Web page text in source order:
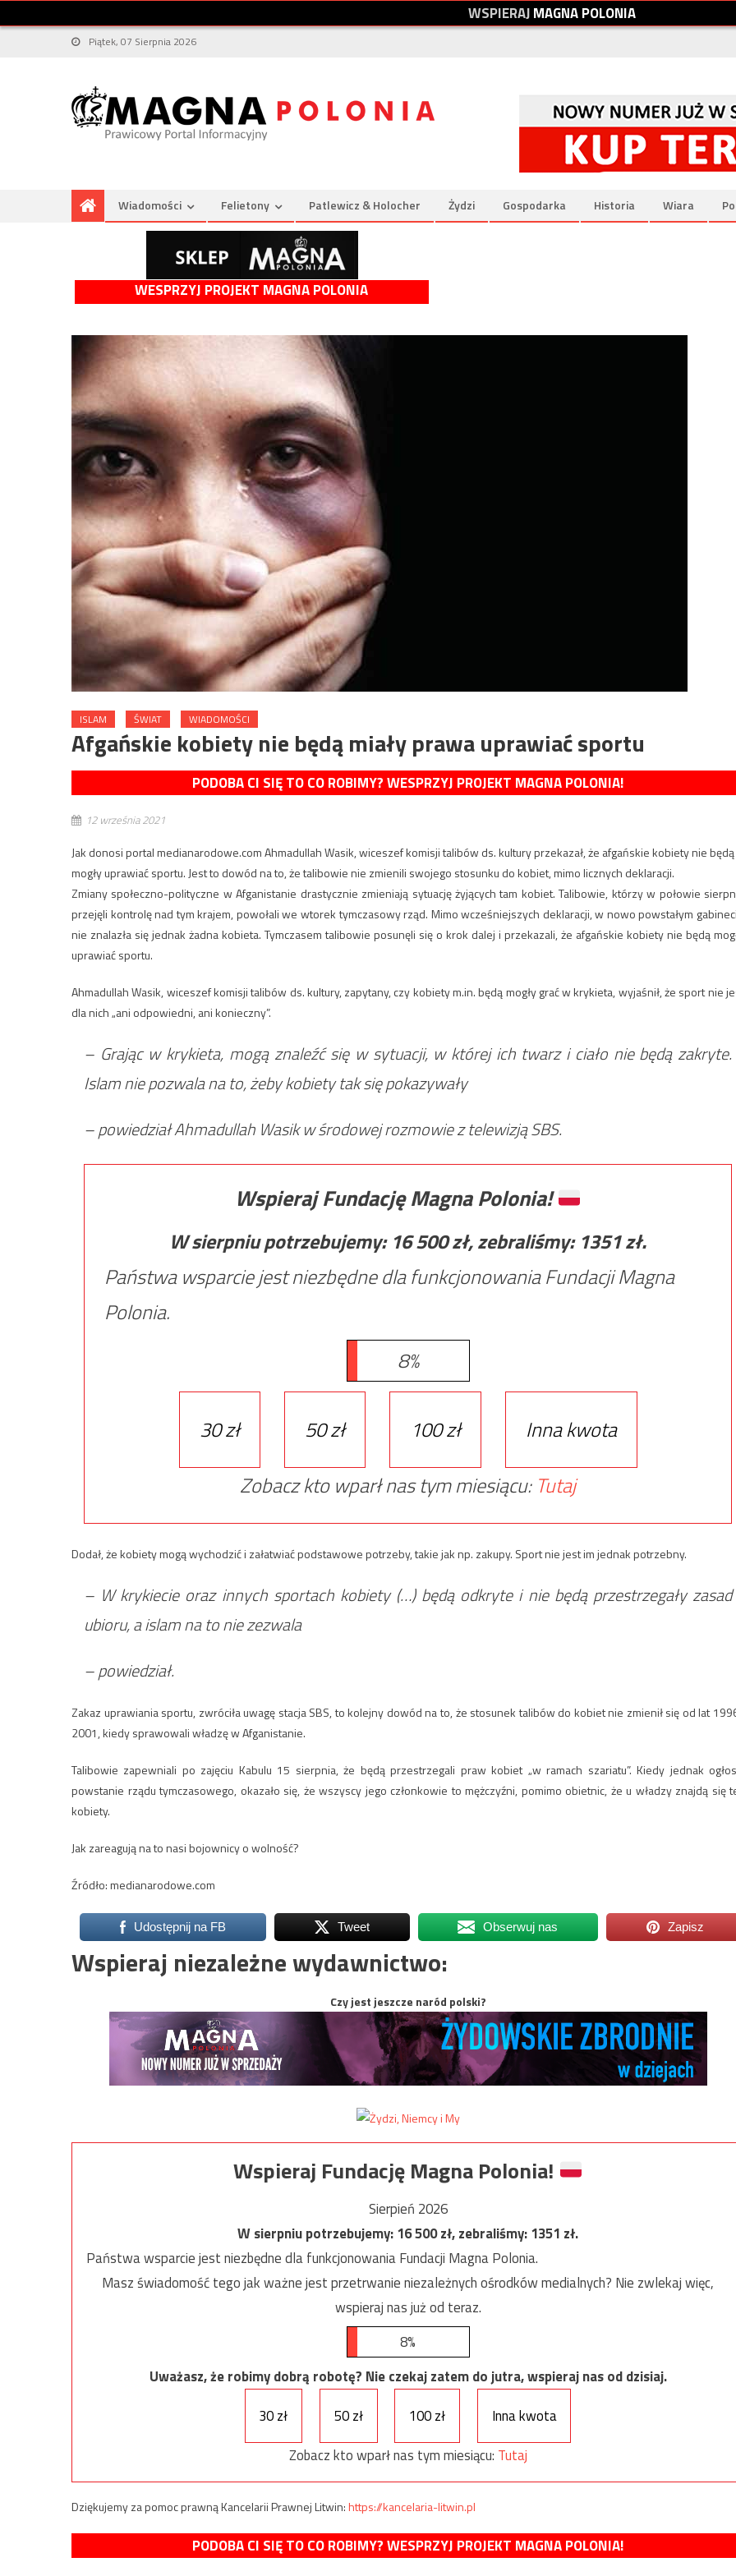
WSPIERAJMAGNAPOLONIA
Piątek, 07 Sierpnia 2026
Wiadomości Felietony Patlewicz & Holocher Żydzi Gospodarka Historia Wiara
WESPRZYJ PROJEKT MAGNA POLONIA
ISLAM ŚWIAT WIADOMOŚCI
Afgańskie kobiety nie będą miały prawa uprawiać sportu
PODOBA CI SIĘ TO CO ROBIMY? WESPRZYJ PROJEKT MAGNA POLONIA!
12 września 2021
Jak donosi portal medianarodowe.com Ahmadullah Wasik, wiceszef komisji talibów ds. kultury przekazał, że afgańskie kobiety nie będą
mogły uprawiać sportu. Jest to dowód na to, że talibowie nie zmienili swojego stosunku do kobiet, mimo licznych deklaracji.
Zmiany społeczno-polityczne w Afganistanie drastycznie zmieniają sytuację żyjących tam kobiet. Talibowie, którzy w połowie
przejęli kontrolę nad tym krajem, powołali we wtorek tymczasowy rząd. Mimo wcześniejszych deklaracji, w nowo powstałym
nie znalazła się jednak żadna kobieta. Tymczasem talibowie posunęli się o krok dalej i przekazali, że afgańskie kobiety nie będą
uprawiać sportu.
Ahmadullah Wasik, wiceszef komisji talibów ds. kultury, zapytany, czy kobiety m.in. będą mogły grać w krykieta, wyjaśnił, że sport nie
dla nich „ani odpowiedni, ani konieczny”.
– Grając w krykieta, mogą znaleźć się w sytuacji, w której ich twarz i ciało nie będą zakryte.
Islam nie pozwala na to, żeby kobiety tak się pokazywały
– powiedział Ahmadullah Wasik w środowej rozmowie z telewizją SBS.
Wspieraj Fundację Magna Polonia!
W sierpniu potrzebujemy: 16 500zł, zebraliśmy: 1351zł.
Państwa wsparcie jest niezbędne dla funkcjonowania Fundacji Magna
Polonia.
8%
30 zł 50 zł 100 zł
Inna kwota
Zobacz kto wparł nas tym miesiącu: Tutaj
Dodał, że kobiety mogą wychodzić i załatwiać podstawowe potrzeby, takie jak np. zakupy. Sport nie jest im jednak potrzebny.
– W krykiecie oraz innych sportach kobiety (…) będą odkryte i nie będą przestrzegały zasad
ubioru, a islam na to nie zezwala
– powiedział.
Zakaz uprawiania sportu, zwróciła uwagę stacja SBS, to kolejny dowód na to, że stosunek talibów do kobiet nie zmienił się od lat
2001, kiedy sprawowali władzę w Afganistanie.
Talibowie zapewniali po zajęciu Kabulu 15 sierpnia, że będą przestrzegali praw kobiet „w ramach szariatu”. Kiedy jednak
powstanie rządu tymczasowego, okazało się, że wszyscy jego członkowie to mężczyźni, pomimo obietnic, że u władzy znajdą się
kobiety.
Jak zareagują na to nasi bojownicy o wolność?
Źródło: medianarodowe.com
Udostępnij na FB Tweet Obserwuj nas Zapisz
Wspieraj niezależne wydawnictwo:
Czy jest jeszcze naród polski?
Wspieraj Fundację Magna Polonia!
Sierpień 2026
W sierpniu potrzebujemy:16 500zł, zebraliśmy:1351 zł.
Państwa wsparcie jest niezbędne dla funkcjonowania Fundacji Magna Polonia.
Masz świadomość tego jak ważne jest przetrwanie niezależnych ośrodków medialnych? Nie zwlekaj więc,
wspieraj nas już od teraz.
8%
Uważasz, że robimy dobrą robotę? Nie czekaj zatem do jutra, wspieraj nas od dzisiaj.
30 zł
50 zł 100 zł
Inna kwota
Zobacz kto wparł nas tym miesiącu: Tutaj
Dziękujemy za pomoc prawną Kancelarii Prawnej Litwin:https://kancelaria-litwin.pl
PODOBA CI SIĘ TO CO ROBIMY? WESPRZYJ PROJEKT MAGNA POLONIA!